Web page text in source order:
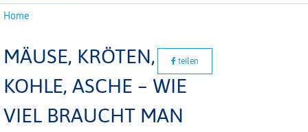
Home
MÄUSE, KRÖTEN,
KOHLE, ASCHE – WIE
VIEL BRAUCHT MAN
teilen